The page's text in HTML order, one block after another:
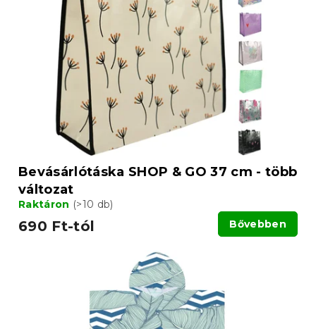
Bevásárlótáska SHOP & GO 37 cm - több
változat
Raktáron (>10 db)
690 Ft-tól Bővebben